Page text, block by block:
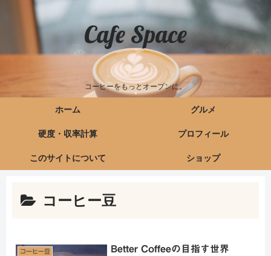
Cafe Space
コーヒーをもっとオープンに。
ホーム グルメ
硬度・収率計算 プロフィール
このサイトについて ショップ
コーヒー豆
コーヒー豆 Better Coffeeの目指す世界